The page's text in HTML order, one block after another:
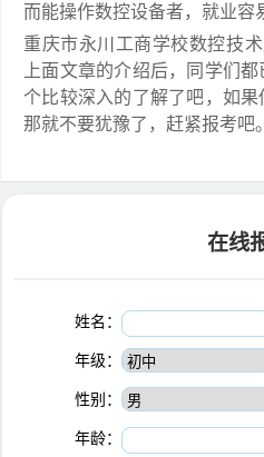
而能操作数控设备者，就业容
重庆市永川工商学校数控技
上面文章的介绍后，同学们
个比较深入的了解了吧，如果
那就不要犹豫了，赶紧报考吧。
在线
姓名：
年级：
性别：
年龄：